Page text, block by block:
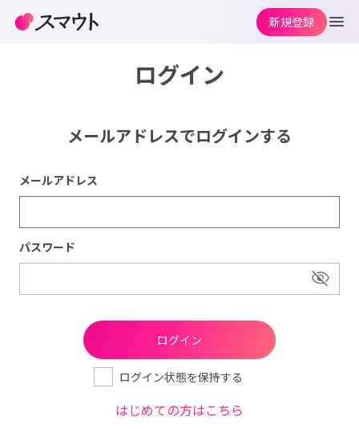
ログイン
メールアドレスでログインする
メールアドレス
パスワード
ログイン状態を保持する
はじめての方はこちら
新規登録